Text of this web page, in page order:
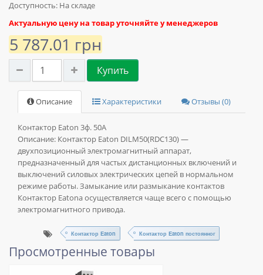
Доступность: На складе
Актуальную цену на товар уточняйте у менеджеров
5 787.01 грн
Купить
Описание Характеристики Отзывы (0)
Контактор Eaton 3ф. 50А
Описание: Контактор Eaton DILM50(RDC130) —
двухпозиционный электромагнитный аппарат,
предназначенный для частых дистанционных включений и
выключений силовых электрических цепей в нормальном
режиме работы. Замыкание или размыкание контактов
Контактор Eatonа осуществляется чаще всего с помощью
электромагнитного привода.
Контактор Eaton Контактор Eaton постоянног
Просмотренные товары